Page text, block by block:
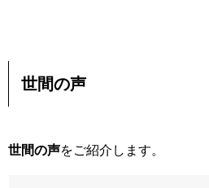
世間の声
世間の声をご紹介します。